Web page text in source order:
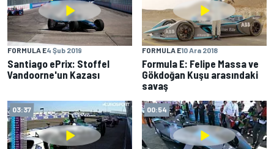
FORMULA E4 Şub 2019
Santiago ePrix: Stoffel
Vandoorne'un Kazası
FORMULA E10 Ara 2018
Formula E: Felipe Massa ve
Gökdoğan Kuşu arasındaki
savaş
03:37 00:54